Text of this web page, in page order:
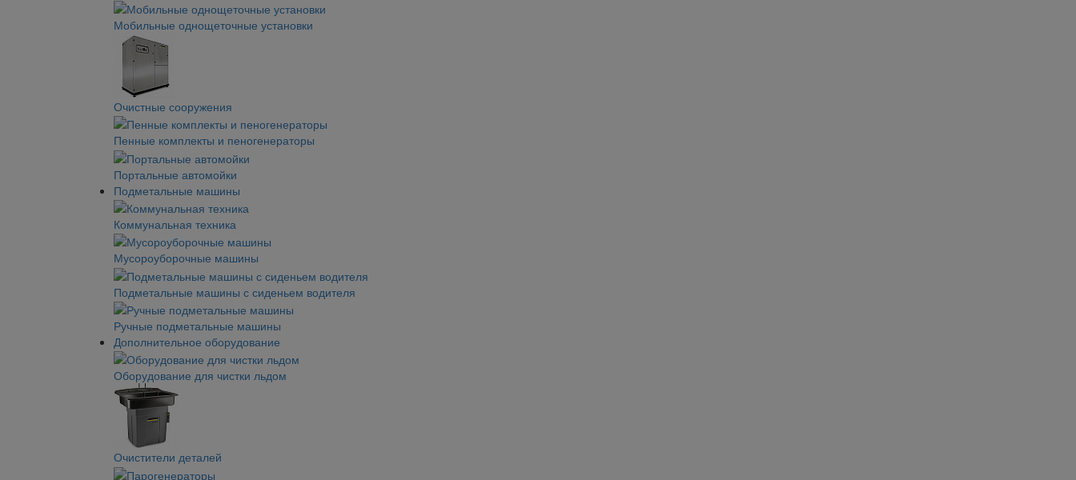
Мобильные однощеточные установки
Очистные сооружения
Пенные комплекты и пеногенераторы
Портальные автомойки
Подметальные машины
Коммунальная техника
Мусороуборочные машины
Подметальные машины с сиденьем водителя
Ручные подметальные машины
Дополнительное оборудование
Оборудование для чистки льдом
Очистители деталей